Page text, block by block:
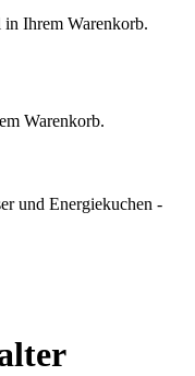
Ihrem Warenkorb.
Warenkorb.
und Energiekuchen -